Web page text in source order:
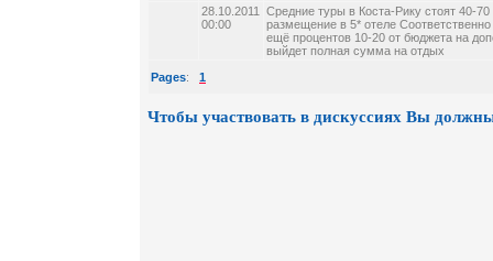
28.10.2011
00:00
Средние туры в Коста-Рику стоят 40-
размещение в 5* отеле
ещё процентов 10-20 от бюджета на
выйдет полная сумма на отдых
Pages: 1
Чтобы участвовать в дискуссиях Вы